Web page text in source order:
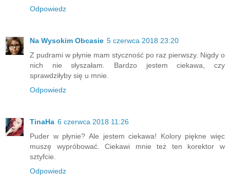
Odpowiedz
Na Wysokim Obcasie 5 czerwca 2018 23:20
Z pudrami w płynie mam styczność po raz pierwszy. Nigdy o
nich nie słyszałam. Bardzo jestem ciekawa, czy
sprawdziłyby się u mnie.
Odpowiedz
TinaHa 6 czerwca 2018 11:26
Puder w płynie? Ale jestem ciekawa! Kolory piękne więc
muszę wypróbować. Ciekawi mnie też ten korektor w
sztyfcie.
Odpowiedz